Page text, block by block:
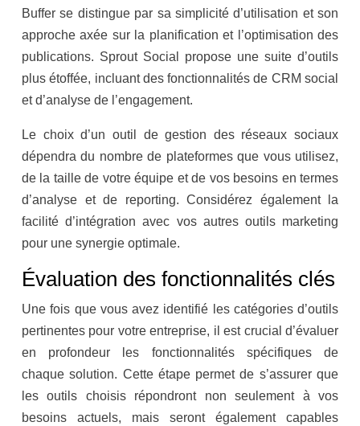
Buffer se distingue par sa simplicité d’utilisation et son
approche axée sur la planification et l’optimisation des
publications. Sprout Social propose une suite d’outils
plus étoffée, incluant des fonctionnalités de CRM social
et d’analyse de l’engagement.
Le choix d’un outil de gestion des réseaux sociaux
dépendra du nombre de plateformes que vous utilisez,
de la taille de votre équipe et de vos besoins en termes
d’analyse et de reporting. Considérez également la
facilité d’intégration avec vos autres outils marketing
pour une synergie optimale.
Évaluation des fonctionnalités clés
Une fois que vous avez identifié les catégories d’outils
pertinentes pour votre entreprise, il est crucial d’évaluer
en profondeur les fonctionnalités spécifiques de
chaque solution. Cette étape permet de s’assurer que
les outils choisis répondront non seulement à vos
besoins actuels, mais seront également capables